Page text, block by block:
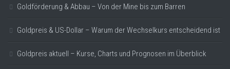
Goldförderung & Abbau – Von der Mine bis zum Barren
Goldpreis & US-Dollar – Warum der Wechselkurs entscheidend ist
Goldpreis aktuell – Kurse, Charts und Prognosen im Überblick